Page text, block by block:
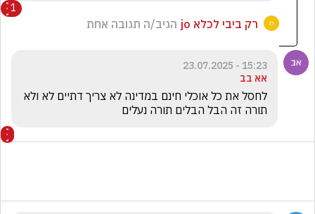
1
רק ביבי לכלא jo הגיב/ה תגובה אחת
15:23 - 23.07.2025
אא בב
תורה זה הבל הבלים תורה נעלים